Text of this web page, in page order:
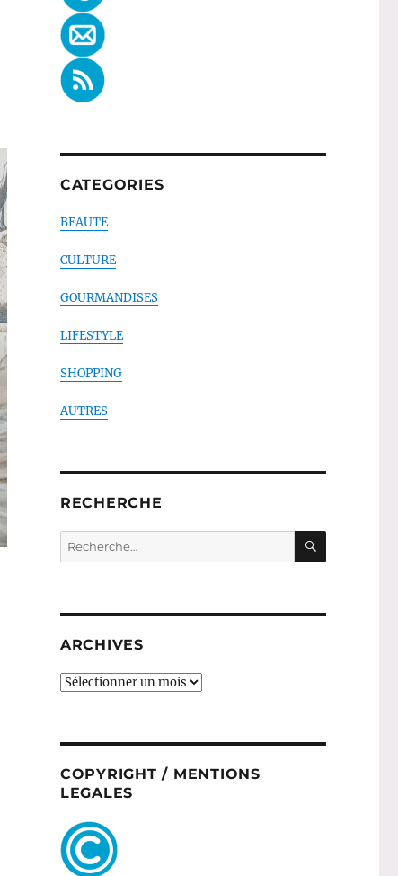
CATEGORIES
BEAUTE
CULTURE
GOURMANDISES
LIFESTYLE
SHOPPING
AUTRES
RECHERCHE
Recherche
pour :
ARCHIVES
ARCHIVES
COPYRIGHT / MENTIONS
LEGALES